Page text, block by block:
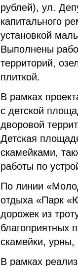
рублей), ул.
капитального
установкой
Выполнены
территорий,
плиткой.
В рамках
с детской
дворовой
Детская
скамейками,
работы по
По линии
отдыха «Парк
дорожек из
благоприятных
скамейки,
В рамках